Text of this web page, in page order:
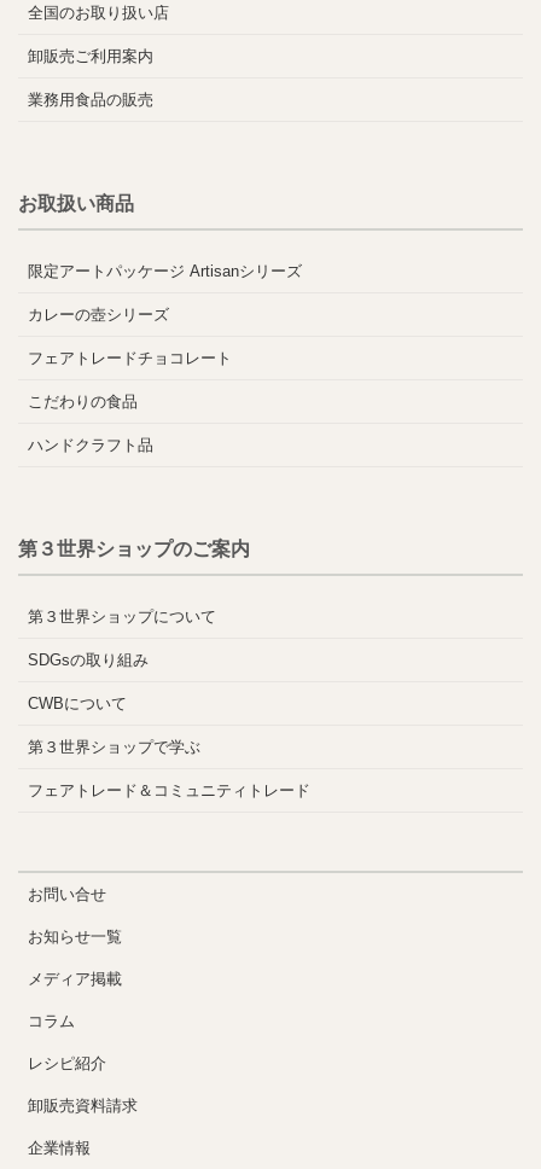
全国のお取り扱い店
卸販売ご利用案内
業務用食品の販売
お取扱い商品
限定アートパッケージ Artisanシリーズ
カレーの壺シリーズ
フェアトレードチョコレート
こだわりの食品
ハンドクラフト品
第３世界ショップのご案内
第３世界ショップについて
SDGsの取り組み
CWBについて
第３世界ショップで学ぶ
フェアトレード＆コミュニティトレード
お問い合せ
お知らせ一覧
メディア掲載
コラム
レシピ紹介
卸販売資料請求
企業情報